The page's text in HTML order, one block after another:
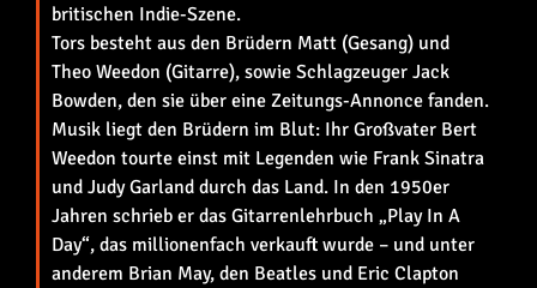
britischen Indie-Szene.
Tors besteht aus den Brüdern Matt (Gesang) und
Theo Weedon (Gitarre), sowie Schlagzeuger Jack
Bowden, den sie über eine Zeitungs-Annonce fanden.
Musik liegt den Brüdern im Blut: Ihr Großvater Bert
Weedon tourte einst mit Legenden wie Frank Sinatra
und Judy Garland durch das Land. In den 1950er
Jahren schrieb er das Gitarrenlehrbuch „Play In A
Day“, das millionenfach verkauft wurde – und unter
anderem Brian May, den Beatles und Eric Clapton